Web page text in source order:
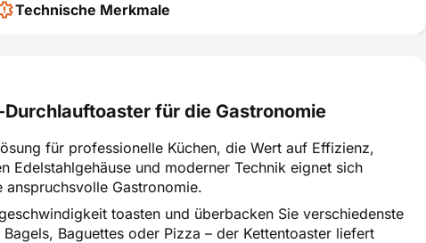
Technische Merkmale
für die Gastronomie
für professionelle Küchen, die Wert auf Effizienz,
Edelstahlgehäuse und moderner Technik eignet sich
Gastronomie.
toasten und überbacken Sie verschiedenste
Baguettes oder Pizza – der Kettentoaster liefert